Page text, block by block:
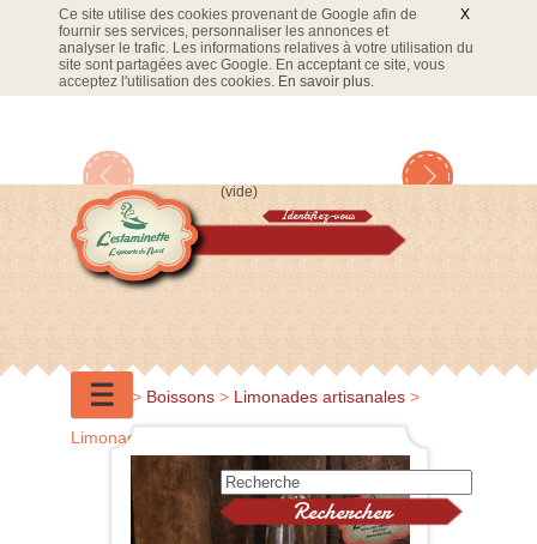
X
Ce site utilise des cookies provenant de Google afin de
fournir ses services, personnaliser les annonces et
analyser le trafic. Les informations relatives à votre utilisation du
site sont partagées avec Google. En acceptant ce site, vous
acceptez l'utilisation des cookies. En savoir plus.
(vide)
Identifiez-vous
Panier
☰
Accueil > Boissons > Limonades artisanales >
Limonade P'tit Quinquin nature 33cl